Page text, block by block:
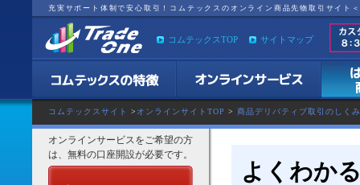
充実サポート体制で安心取引！コムテックスのオンライン商品先物取引サイト
コムテックスTOP サイトマップ
コムテックスサイト > オンラインサイトTOP > 商品デリバティブ取引のしくみ
よくわか
オンラインサービスをご希望の方
は、無料の口座開設が必要です。